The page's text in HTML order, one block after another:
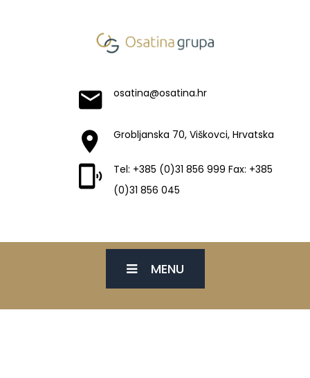
osatina@osatina.hr
Grobljanska 70, Viškovci, Hrvatska
Tel: +385 (0)31 856 999 Fax: +385
(0)31 856 045
MENU